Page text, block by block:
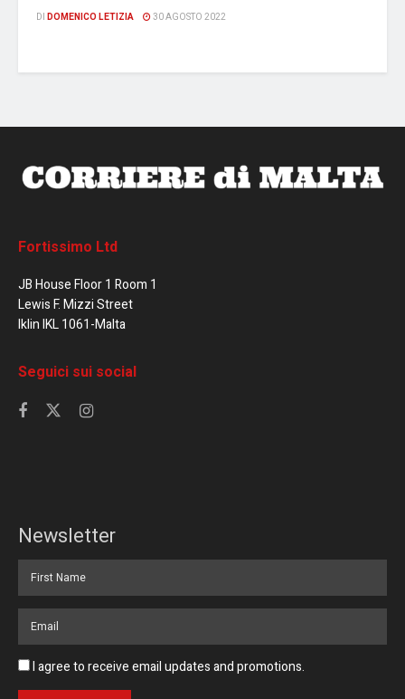
DI DOMENICO LETIZIA 30 AGOSTO 2022
Fortissimo Ltd
JB House Floor 1 Room 1
Lewis F. Mizzi Street
Iklin IKL 1061-Malta
Seguici sui social
Newsletter
I agree to receive email updates and promotions.